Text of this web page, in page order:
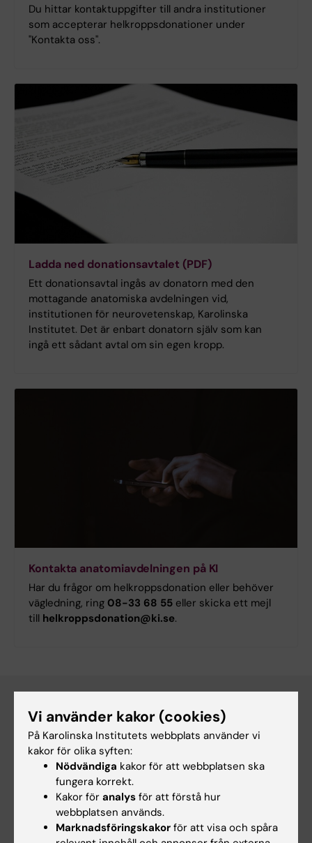
Du hittar kontaktuppgifter till andra institutioner
som accepterar helkroppsdonationer under
"Kontakta oss".
Ladda ned donationsavtalet (PDF)
Ett donationsavtal ingås av donatorn med den
mottagande anatomiska avdelningen vid,
institutionen för neurovetenskap, Karolinska
Institutet. Det är enbart donatorn själv som kan
ingå ett sådant avtal om sin egen kropp.
Kontakta anatomiavdelningen på KI
Har du frågor om helkroppsdonation eller behöver
vägledning, ring 08-33 68 55 eller skicka ett mejl
till helkroppsdonation@ki.se.
Vi använder kakor (cookies)
På Karolinska Institutets webbplats använder vi
kakor för olika syften:
Nödvändiga kakor för att webbplatsen ska
fungera korrekt.
Kakor för analys för att förstå hur
webbplatsen används.
Marknadsföringskakor för att visa och spåra